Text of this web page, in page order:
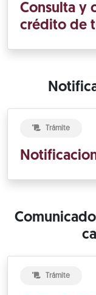
Consulta y
crédito de
Trámite
Trámite